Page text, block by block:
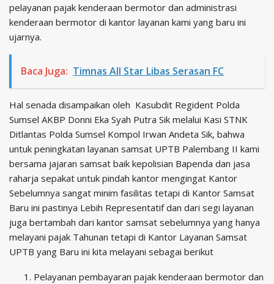
pelayanan pajak kenderaan bermotor dan administrasi
kenderaan bermotor di kantor layanan kami yang baru ini
ujarnya.
Baca Juga: Timnas All Star Libas Serasan FC
Hal senada disampaikan oleh Kasubdit Regident Polda
Sumsel AKBP Donni Eka Syah Putra Sik melalui Kasi STNK
Ditlantas Polda Sumsel Kompol Irwan Andeta Sik, bahwa
untuk peningkatan layanan samsat UPTB Palembang II kami
bersama jajaran samsat baik kepolisian Bapenda dan jasa
raharja sepakat untuk pindah kantor mengingat Kantor
Sebelumnya sangat minim fasilitas tetapi di Kantor Samsat
Baru ini pastinya Lebih Representatif dan dari segi layanan
juga bertambah dari kantor samsat sebelumnya yang hanya
melayani pajak Tahunan tetapi di Kantor Layanan Samsat
UPTB yang Baru ini kita melayani sebagai berikut
Pelayanan pembayaran pajak kenderaan bermotor dan